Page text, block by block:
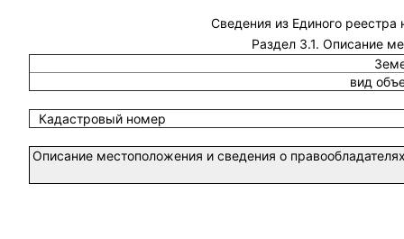
Сведения из Единого
Раздел 3.1. Описание
вид
Кадастровый номер
Описание местоположения и сведения о